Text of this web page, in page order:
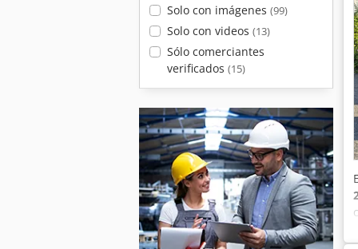
Solo con imágenes (99)
Solo con videos (13)
Sólo comerciantes
verificados (15)